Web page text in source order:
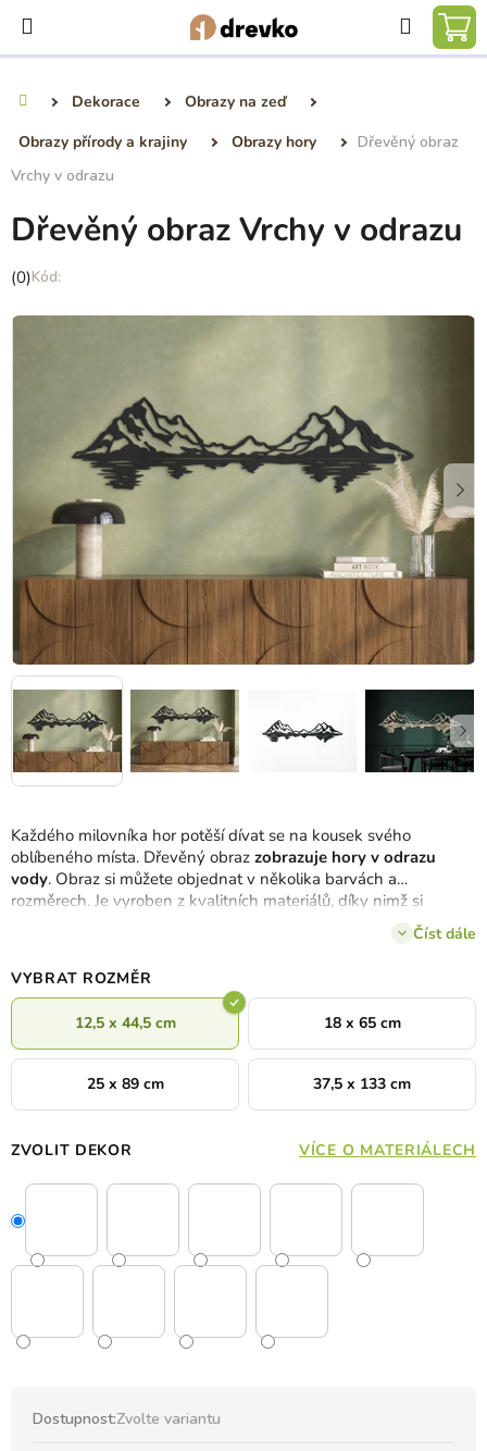
obsah
Hledat
Dekorace
Obrazy na zeď
Obrazy přírody a krajiny
Obrazy hory
Dřevěný obraz
Vrchy v odrazu
Každého milovníka hor potěší dívat se na kousek svého
oblíbeného místa. Dřevěný obraz zobrazuje hory v odrazu
vody. Obraz si můžete objednat v několika barvách a
rozměrech. Je vyroben z kvalitních materiálů, díky nimž si
Číst dále
VYBRAT ROZMĚR
12,5 x 44,5 cm 18 x 65 cm
25 x 89 cm 37,5 x 133 cm
ZVOLIT DEKOR VÍCE O MATERIÁLECH
Dostupnost:Zvolte variantu
Dřevěný obraz Vrchy v odrazu
Průměrné
produktu
(0)